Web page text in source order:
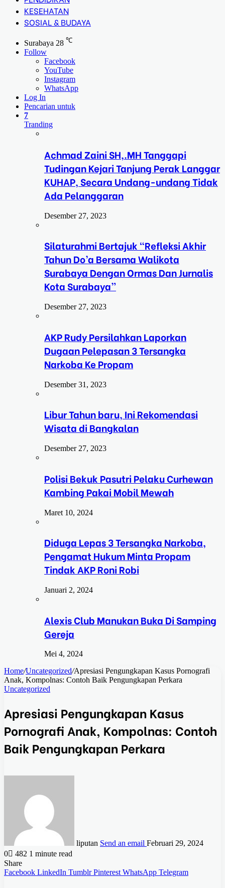
KESEHATAN
SOSIAL & BUDAYA
Surabaya 28 ℃
Follow
Facebook
YouTube
Instagram
WhatsApp
Log In
Pencarian untuk
7
Tranding
Achmad Zaini SH,.MH Tanggapi
Tudingan Kejari Tanjung Perak Langgar
KUHAP, Secara Undang-undang Tidak
Ada Pelanggaran
Desember 27, 2023
Silaturahmi Bertajuk “Refleksi Akhir
Tahun Do’a Bersama Walikota
Surabaya Dengan Ormas Dan Jurnalis
Kota Surabaya”
Desember 27, 2023
AKP Rudy Persilahkan Laporkan
Dugaan Pelepasan 3 Tersangka
Narkoba Ke Propam
Desember 31, 2023
Libur Tahun baru, Ini Rekomendasi
Wisata di Bangkalan
Desember 27, 2023
Polisi Bekuk Pasutri Pelaku Curhewan
Kambing Pakai Mobil Mewah
Maret 10, 2024
Diduga Lepas 3 Tersangka Narkoba,
Pengamat Hukum Minta Propam
Tindak AKP Roni Robi
Januari 2, 2024
Alexis Club Manukan Buka Di Samping
Gereja
Mei 4, 2024
Home/Uncategorized/Apresiasi Pengungkapan Kasus Pornografi
Anak, Kompolnas: Contoh Baik Pengungkapan Perkara
Uncategorized
Apresiasi Pengungkapan Kasus
Pornografi Anak, Kompolnas: Contoh
Baik Pengungkapan Perkara
liputan Send an email Februari 29, 2024
0
482 1 minute read
Share
Facebook LinkedIn Tumblr Pinterest WhatsApp Telegram